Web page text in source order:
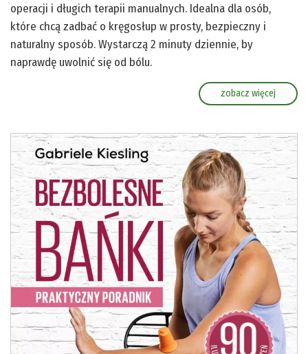
operacji i długich terapii manualnych. Idealna dla osób,
które chcą zadbać o kręgosłup w prosty, bezpieczny i
naturalny sposób. Wystarczą 2 minuty dziennie, by
naprawdę uwolnić się od bólu.
zobacz więcej